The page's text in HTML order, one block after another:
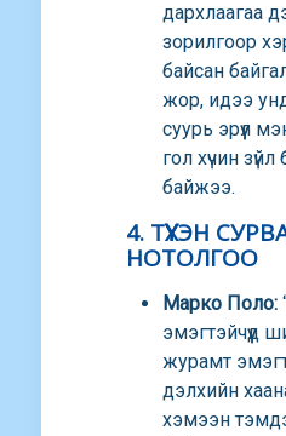
дархлаагаа
зорилгоор
байсан
жор, идээ
суурь эрүүл
гол хүчин
байжээ.
4. ТҮҮХЭН
НОТОЛГОО
Марко Поло:
эмэгтэйчүүд
журамт
дэлхийн
хэмээн